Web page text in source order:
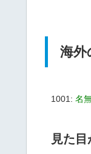
海
1001: 名
見た